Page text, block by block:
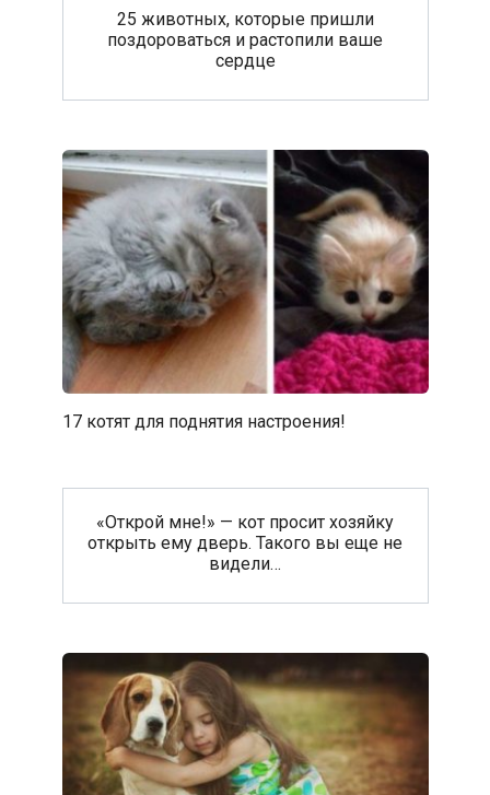
25 животных, которые пришли
поздороваться и растопили ваше
сердце
17 котят для поднятия настроения!
«Открой мне!» — кот просит хозяйку
открыть ему дверь. Такого вы еще не
видели…